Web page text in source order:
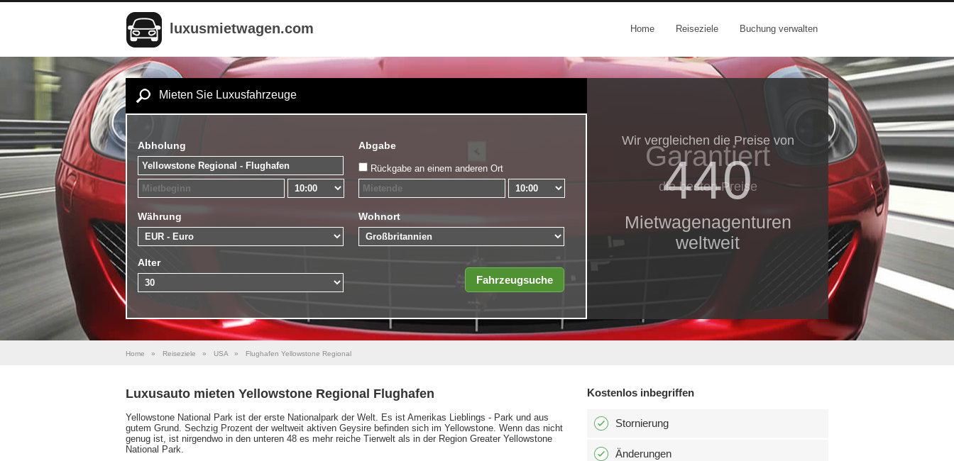
luxusmietwagen.com Home Reiseziele Buchung verwalten
Mieten Sie Luxusfahrzeuge
Abholung Abgabe
Rückgabe an einem anderen Ort
Währung Wohnort
Alter
Wir vergleichen die Preise von
440
Mietwagenagenturen
weltweit
Garantiert
die besten Preise
Home » Reiseziele » USA » Flughafen Yellowstone Regional
Luxusauto mieten Yellowstone Regional Flughafen
Yellowstone National Park ist der erste Nationalpark der Welt. Es ist Amerikas Lieblings - Park und aus
gutem Grund. Sechzig Prozent der weltweit aktiven Geysire befinden sich im Yellowstone. Wenn das nicht
genug ist, ist nirgendwo in den unteren 48 es mehr reiche Tierwelt als in der Region Greater Yellowstone
National Park.
Kostenlos inbegriffen
Stornierung
Änderungen